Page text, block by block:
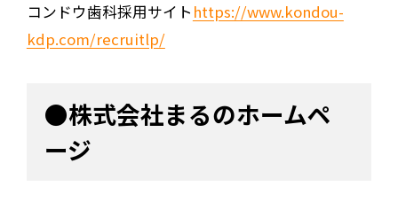
コンドウ歯科採用サイト https://www.kondou-
kdp.com/recruitlp/
●株式会社まるのホームペ
ージ